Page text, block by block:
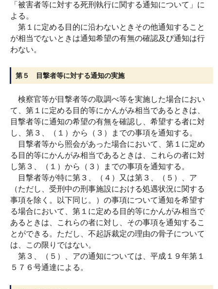
「被害者等に対する死刑執行に関する通知について」に
よる。
第１に定める目的に沿わないときその他通知すること
が相当でないときは通知希望の有無の確認及び通知は行
わない。
第５ 目撃者等に対する通知の実施
検察官等が目撃者等の取調べ等を実施した場合におい
て、第１に定める目的等にかんがみ相当であるときは、
目撃者等に通知の希望の有無を確認し、希望する者に対
し、第３、（１）から（３）までの事項を通知する。
目撃者等から照会があった場合において、第１に定め
る目的等にかんがみ相当であるときは、これらの者に対
し第３、（１）から（３）までの事項を通知する。
目撃者等が特に第３、（４）又は第３、（５）、ア
（ただし、受刑中の刑事施設における処遇状況に関する
事項を除く。以下同じ。）の事項について通知を希望す
る場合において、第１に定める目的等にかんがみ相当で
あるときは、これらの者に対し、その事項を通知するこ
とができる。ただし、不起訴裁定の理由の骨子について
は、この限りではない。
第３、（５）、アの通知については、平成１９年第１
５７６号通達による。